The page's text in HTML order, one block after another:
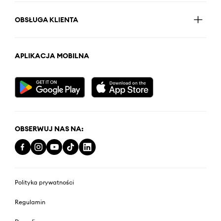
OBSŁUGA KLIENTA
APLIKACJA MOBILNA
OBSERWUJ NAS NA:
Polityka prywatności
Regulamin